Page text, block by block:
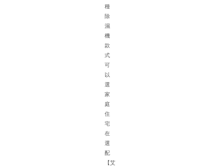
種
除
濕
機
款
式
可
以
選
家
庭
住
宅
在
選
配
【艾